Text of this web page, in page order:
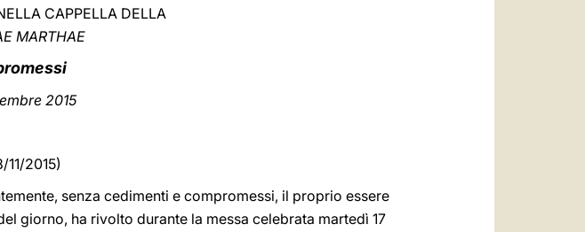
CAPPELLA DELLA
MARTHAE
2015
11/2015)
senza cedimenti e compromessi, il proprio essere
giorno, ha rivolto durante la messa celebrata martedì 17